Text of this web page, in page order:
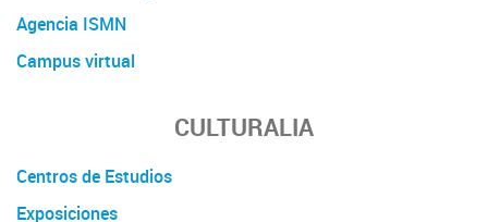
Agencia ISMN
Campus virtual
CULTURALIA
Centros de Estudios
Exposiciones